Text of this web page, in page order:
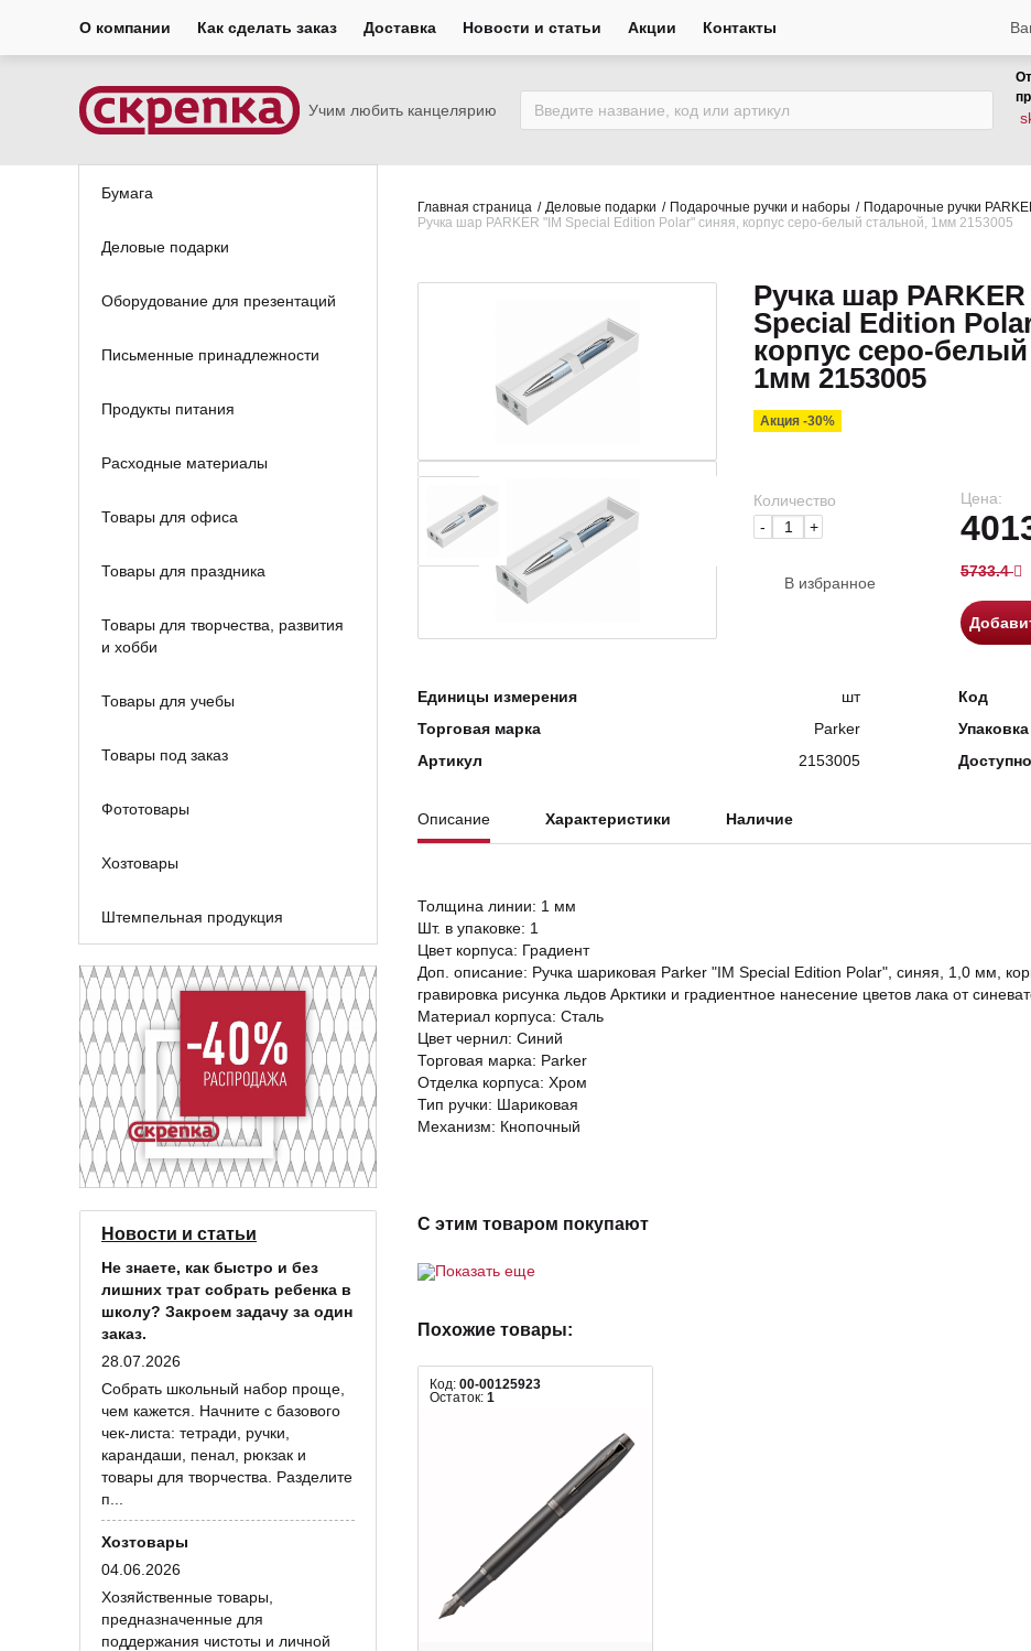
О компании Как сделать заказ Доставка Новости и статьи Акции Контакты
Учим любить канцелярию
Бумага
Деловые подарки
Оборудование для презентаций
Письменные принадлежности
Продукты питания
Расходные материалы
Товары для офиса
Товары для праздника
Товары для творчества, развития
и хобби
Товары для учебы
Товары под заказ
Фототовары
Хозтовары
Штемпельная продукция
Новости и статьи
Не знаете, как быстро и без
лишних трат собрать ребенка в
школу? Закроем задачу за один
заказ.
28.07.2026
Собрать школьный набор проще,
чем кажется. Начните с базового
чек-листа: тетради, ручки,
карандаши, пенал, рюкзак и
товары для творчества. Разделите
п...
Хозтовары
04.06.2026
Хозяйственные товары,
предназначенные для
поддержания чистоты и личной
Главная страница Деловые подарки Подарочные ручки и наборы
Подарочные ручки
Ручка шар PARKER "IM Special Edition Polar" синяя, корпус серо-белый стальной, 1мм 2153005
Ручка шар
Special Edition
корпус серо-
1мм 2153005
Акция -30%
Количество
-
+
В избранное
Цена:
5733.4
Единицы измерения шт Код
Торговая марка
Parker Упаковка
Артикул
2153005
Описание Характеристики Наличие
Толщина линии: 1 мм
Шт. в упаковке: 1
Цвет корпуса: Градиент
Доп. описание: Ручка шариковая Parker "IM Special Edition Polar", синяя, 1,0 мм,
гравировка рисунка льдов Арктики и градиентное нанесение цветов лака от
Материал корпуса: Сталь
Цвет чернил: Синий
Торговая марка: Parker
Отделка корпуса: Хром
Тип ручки: Шариковая
Механизм: Кнопочный
С этим товаром покупают
Показать еще
Похожие товары:
Код: 00-00125923
Остаток: 1